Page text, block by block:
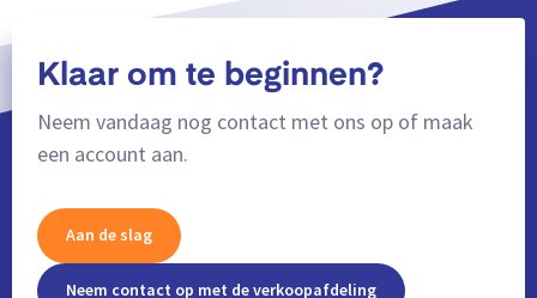
Klaar om te beginnen?
Neem vandaag nog contact met ons op of maak
een account aan.
Aan de slag
Neem contact op met de verkoopafdeling